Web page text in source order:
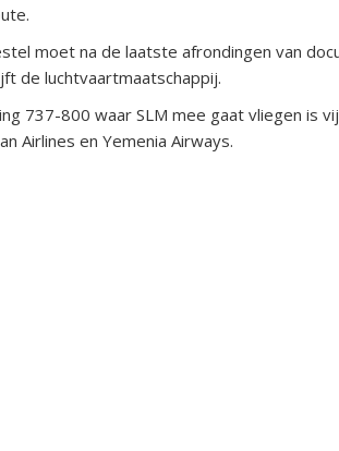
moet na de laatste afrondingen van
de luchtvaartmaatschappij.
737-800 waar SLM mee gaat vliegen is
Airlines en Yemenia Airways.